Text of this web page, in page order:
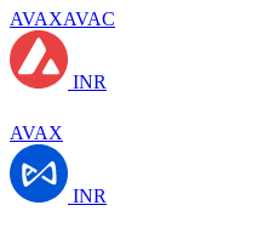
AVAXAVAC
INR
AVAX
INR